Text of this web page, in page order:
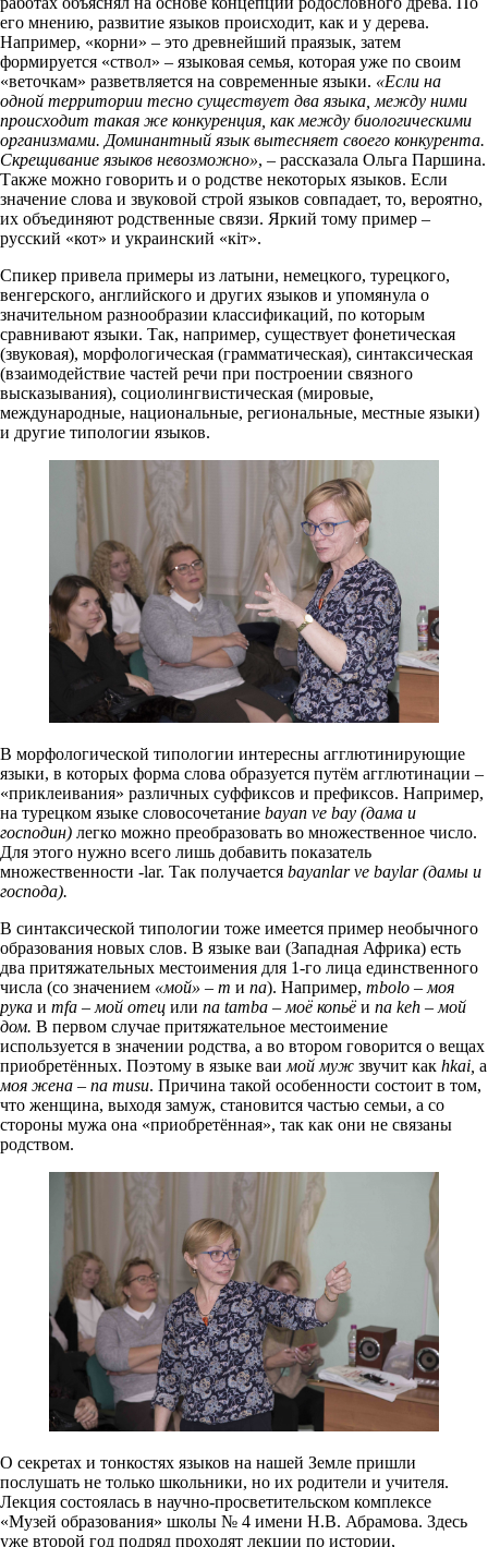
его мнению, развитие языков происходит, как и у дерева.
Например, «корни» – это древнейший праязык, затем
формируется «ствол» – языковая семья, которая уже по своим
«веточкам» разветвляется на современные языки. «Если на
одной территории тесно существует два языка, между ними
происходит такая же конкуренция, как между биологическими
организмами. Доминантный язык вытесняет своего конкурента.
Скрещивание языков невозможно», – рассказала Ольга Паршина.
Также можно говорить и о родстве некоторых языков. Если
значение слова и звуковой строй языков совпадает, то, вероятно,
их объединяют родственные связи. Яркий тому пример –
русский «кот» и украинский «кiт».
Спикер привела примеры из латыни, немецкого, турецкого,
венгерского, английского и других языков и упомянула о
значительном разнообразии классификаций, по которым
сравнивают языки. Так, например, существует фонетическая
(звуковая), морфологическая (грамматическая), синтаксическая
(взаимодействие частей речи при построении связного
высказывания), социолингвистическая (мировые,
международные, национальные, региональные, местные языки)
и другие типологии языков.
В морфологической типологии интересны агглютинирующие
языки, в которых форма слова образуется путём агглютинации –
«приклеивания» различных суффиксов и префиксов. Например,
на турецком языке словосочетание bayan ve bay (дама и
господин) легко можно преобразовать во множественное число.
Для этого нужно всего лишь добавить показатель
множественности -lar. Так получается bayanlar ve baylar(дамы и
господа).
В синтаксической типологии тоже имеется пример необычного
образования новых слов. В языке ваи (Западная Африка) есть
два притяжательных местоимения для 1-го лица единственного
числа (со значением «мой» – m и na). Например, mbolo – моя
рука и mfa – мой отец или na tamba – моё копьёи na keh – мой
дом. В первом случае притяжательное местоимение
используется в значении родства, а во втором говорится о вещах
приобретённых. Поэтому в языке ваи мой муж звучит как hkai а
моя жена – na musu. Причина такой особенности состоит в том,
что женщина, выходя замуж, становится частью семьи, а со
стороны мужа она «приобретённая», так как они не связаны
родством.
О секретах и тонкостях языков на нашей Земле пришли
послушать не только школьники, но их родители и учителя.
Лекция состоялась в научно-просветительском комплексе
«Музей образования» школы № 4 имени Н.В. Абрамова. Здесь
уже второй год подряд проходят лекции по истории,